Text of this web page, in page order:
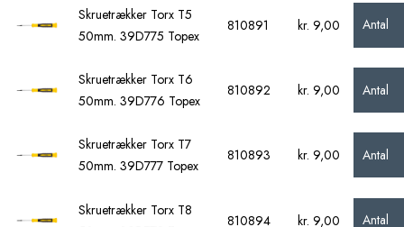
Skruetrækker Torx T5
50mm. 39D775 Topex
810891 kr. 9,00 Antal
Skruetrækker Torx T6
50mm. 39D776 Topex
810892 kr. 9,00 Antal
Skruetrækker Torx T7
50mm. 39D777 Topex
810893 kr. 9,00 Antal
Skruetrækker Torx T8
810894 kr. 9,00 Antal